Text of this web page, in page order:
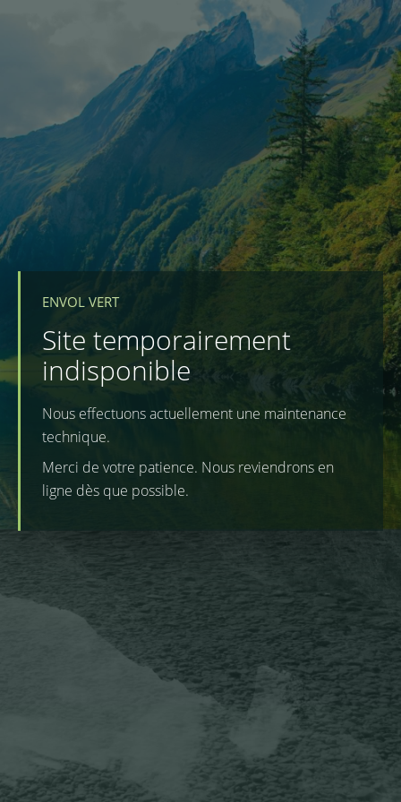
ENVOL VERT
Site temporairement
indisponible
Nous effectuons actuellement une maintenance
technique.
Merci de votre patience. Nous reviendrons en
ligne dès que possible.